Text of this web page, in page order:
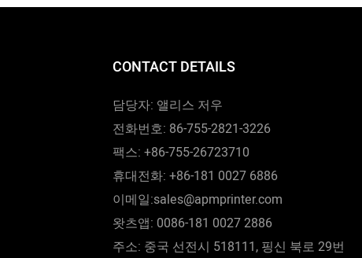
CONTACT DETAILS
담당자: 앨리스 저우
전화번호: 86-755-2821-3226
팩스: +86-755-26723710
휴대전화: +86-181 0027 6886
이메일:sales@apmprinter.com
왓츠앱: 0086-181 0027 2886
주소: 중국 선전시 518111, 핑신 북로 29번